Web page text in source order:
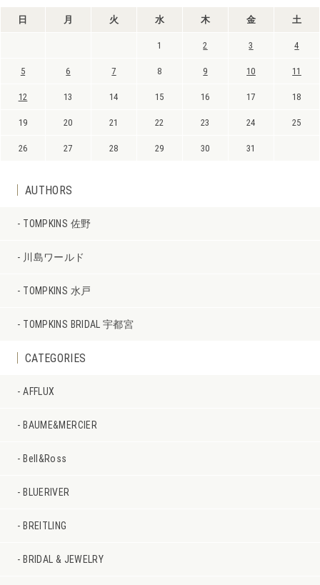
日 月 火 水 木 金 土
1 2 3 4
5 6 7 8 9 10 11
12 13 14 15 16 17 18
19 20 21 22 23 24 25
26 27 28 29 30 31
AUTHORS
TOMPKINS 佐野
川島ワールド
TOMPKINS 水戸
TOMPKINS BRIDAL 宇都宮
CATEGORIES
AFFLUX
BAUME&MERCIER
Bell&Ross
BLUERIVER
BREITLING
BRIDAL & JEWELRY